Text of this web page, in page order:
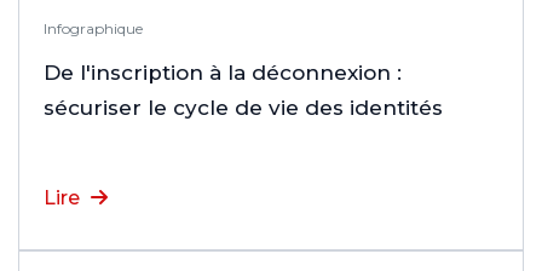
Infographique
De l'inscription à la déconnexion :
sécuriser le cycle de vie des identités
Lire